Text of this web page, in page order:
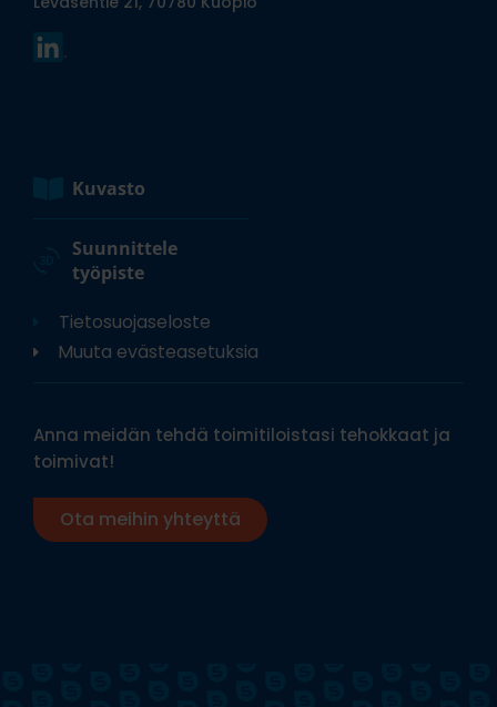
Kuvasto
Suunnittele
työpiste
Tietosuojaseloste
Muuta evästeasetuksia
Anna meidän tehdä toimitiloistasi tehokkaat ja
toimivat!
Ota meihin yhteyttä